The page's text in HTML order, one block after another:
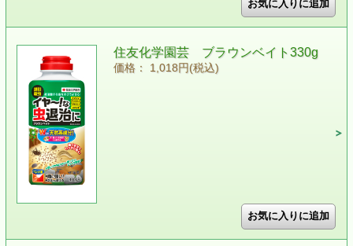
住友化学園芸 ブラウンベイト330g
価格： 1,018円(税込)